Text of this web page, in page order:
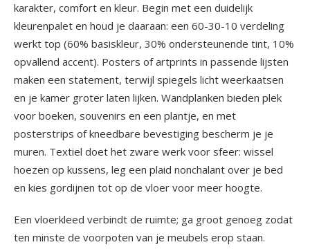
karakter, comfort en kleur. Begin met een duidelijk
kleurenpalet en houd je daaraan: een 60-30-10 verdeling
werkt top (60% basiskleur, 30% ondersteunende tint, 10%
opvallend accent). Posters of artprints in passende lijsten
maken een statement, terwijl spiegels licht weerkaatsen
en je kamer groter laten lijken. Wandplanken bieden plek
voor boeken, souvenirs en een plantje, en met
posterstrips of kneedbare bevestiging bescherm je je
muren. Textiel doet het zware werk voor sfeer: wissel
hoezen op kussens, leg een plaid nonchalant over je bed
en kies gordijnen tot op de vloer voor meer hoogte.
Een vloerkleed verbindt de ruimte; ga groot genoeg zodat
ten minste de voorpoten van je meubels erop staan.